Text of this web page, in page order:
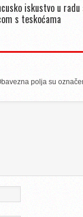
iskustvo u radu
s teskoćama
polja su